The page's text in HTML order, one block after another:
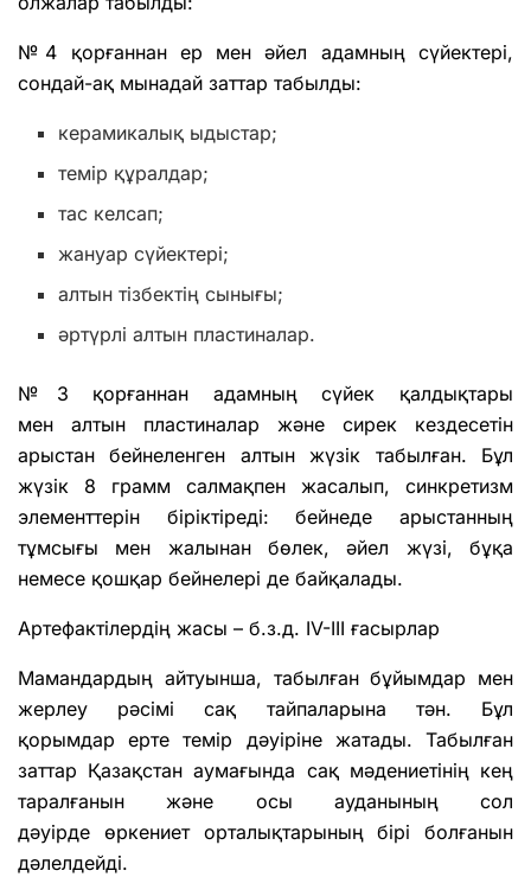
№4 қорғаннан ер мен әйел адамның сүйектері,
сондай-ақ мынадай заттар табылды:
керамикалық ыдыстар;
темір құралдар;
тас келсап;
жануар сүйектері;
алтын тізбектің сынығы;
әртүрлі алтын пластиналар.
№3 қорғаннан адамның сүйек қалдықтары
мен алтын пластиналар және сирек кездесетін
арыстан бейнеленген алтын жүзік табылған. Бұл
жүзік 8 грамм салмақпен жасалып, синкретизм
элементтерін біріктіреді: бейнеде арыстанның
тұмсығы мен жалынан бөлек, әйел жүзі, бұқа
немесе қошқар бейнелері де байқалады.
Артефактілердің жасы – б.з.д. IV-III ғасырлар
Мамандардың айтуынша, табылған бұйымдар мен
жерлеу рәсімі сақ тайпаларына тән. Бұл
қорымдар ерте темір дәуіріне жатады. Табылған
заттар Қазақстан аумағында сақ мәдениетінің кең
таралғанын және осы ауданының сол
дәуірде өркениет орталықтарының бірі болғанын
дәлелдейді.